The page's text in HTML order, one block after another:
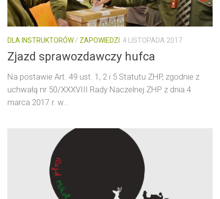
DLA INSTRUKTORÓW/ ZAPOWIEDZI 4 LISTOPADA 2017
Zjazd sprawozdawczy hufca
Na postawie Art. 49 ust. 1, 2 i 5 Statutu ZHP, zgodnie z
uchwałą nr 50/XXXVIII Rady Naczelnej ZHP z dnia 4
marca 2017 r. w...